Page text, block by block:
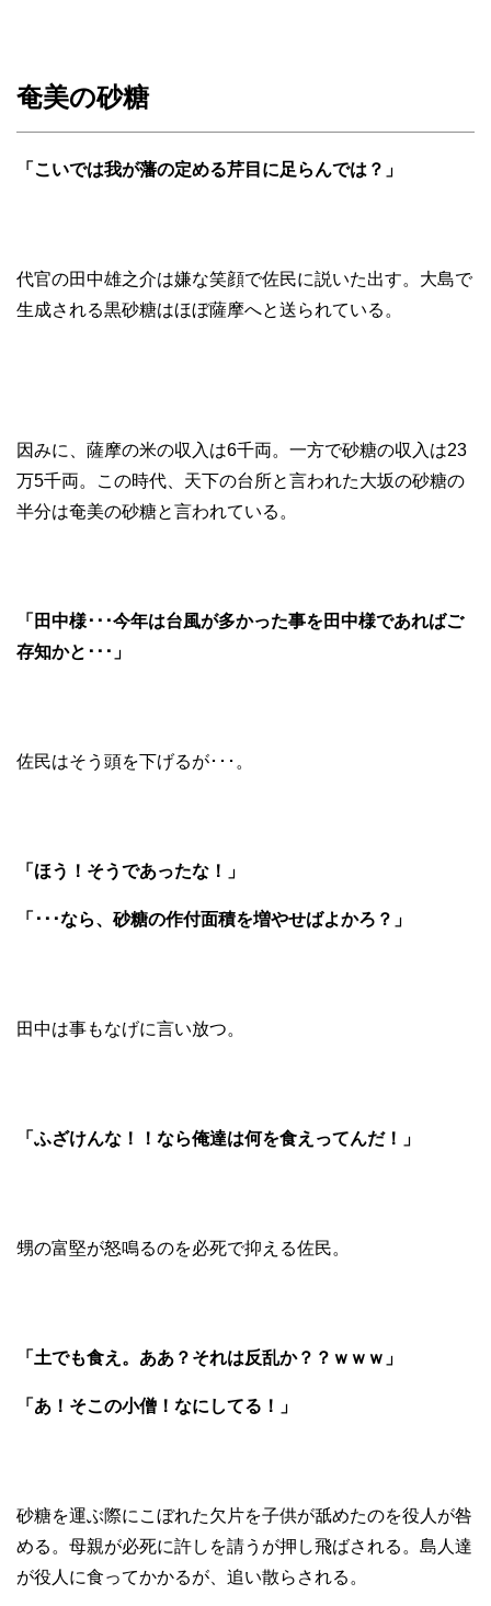
奄美の砂糖
「こいでは我が藩の定める芹目に足らんでは？」
代官の田中雄之介は嫌な笑顔で佐民に説いた出す。大島で
生成される黒砂糖はほぼ薩摩へと送られている。
因みに、薩摩の米の収入は6千両。一方で砂糖の収入は23
万5千両。この時代、天下の台所と言われた大坂の砂糖の
半分は奄美の砂糖と言われている。
「田中様･･･今年は台風が多かった事を田中様であればご
存知かと･･･」
佐民はそう頭を下げるが･･･。
「ほう！そうであったな！」
「･･･なら、砂糖の作付面積を増やせばよかろ？」
田中は事もなげに言い放つ。
「ふざけんな！！なら俺達は何を食えってんだ！」
甥の富堅が怒鳴るのを必死で抑える佐民。
「土でも食え。ああ？それは反乱か？？ｗｗｗ」
「あ！そこの小僧！なにしてる！」
砂糖を運ぶ際にこぼれた欠片を子供が舐めたのを役人が咎
める。母親が必死に許しを請うが押し飛ばされる。島人達
が役人に食ってかかるが、追い散らされる。